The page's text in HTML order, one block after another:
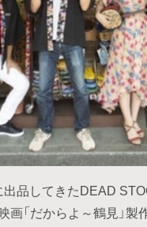
品してきたDEAD
「だからよ～鶴見」製